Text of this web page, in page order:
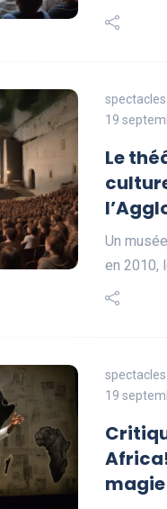
19
Le
Un
en 2010,
19